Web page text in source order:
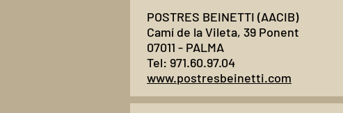
POSTRES BEINETTI (AACIB)
Camí de la Vileta, 39 Ponent
07011 - PALMA
Tel: 971.60.97.04
www.postresbeinetti.com